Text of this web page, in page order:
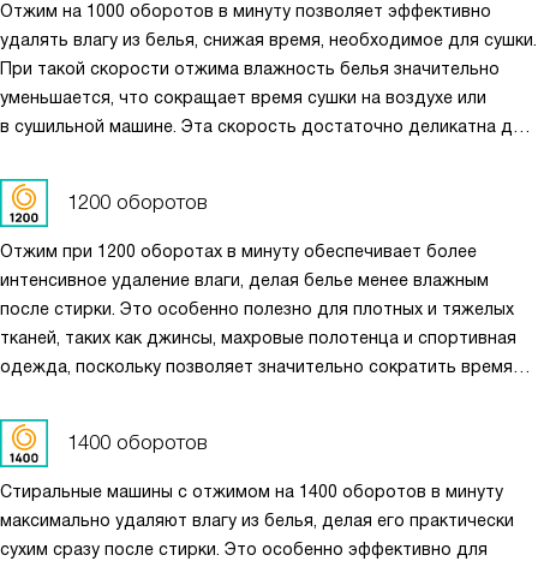
Отжим на 1000 оборотов в минуту позволяет эффективно
удалять влагу из белья, снижая время, необходимое для сушки.
При такой скорости отжима влажность белья значительно
уменьшается, что сокращает время сушки на воздухе или
в сушильной машине. Эта скорость достаточно деликатна для
делает её идеальным вариантом для повседневной стирки
и ухода за одеждой.
1200 оборотов
Отжим при 1200 оборотах в минуту обеспечивает более
интенсивное удаление влаги, делая белье менее влажным
после стирки. Это особенно полезно для плотных и тяжелых
тканей, таких как джинсы, махровые полотенца и спортивная
одежда, поскольку позволяет значительно сократить время
сухим, что минимизирует необходимость использования
сушильной машины и экономит электроэнергию.
1400 оборотов
Стиральные машины с отжимом на 1400 оборотов в минуту
максимально удаляют влагу из белья, делая его практически
сухим сразу после стирки. Это особенно эффективно для